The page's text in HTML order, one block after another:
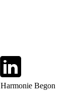
Harmonie Begon